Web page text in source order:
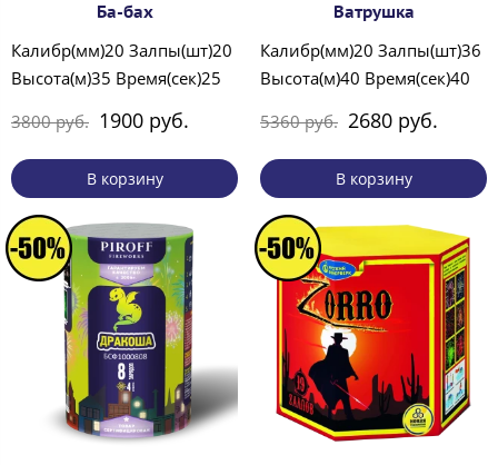
Ба-бах
Калибр(мм)20 Залпы(шт)20
Высота(м)35 Время(сек)25
3800 руб. 1900 руб.
В корзину
Ватрушка
Калибр(мм)20 Залпы(шт)36
Высота(м)40 Время(сек)40
5360 руб. 2680 руб.
В корзину